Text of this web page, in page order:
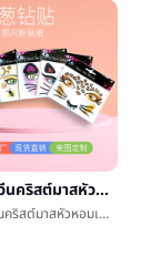
วันฮาโลวีนคริสต์มาสหัวหอมเพชรใบหน้าแปะงานเทศกาลงานเลี้ยงเวทีแต่งตัวใบหน้าแปะแต่งหน้างานราตรีแฟลชผงเพชรç³หน้ากากแปะ
วันฮาโลวีนคริสต์มาสหัวหอมเพชรใบหน้าแปะงานเทศกาลงานเลี้ยงเวทีแต่งตัวใบหน้าแปะแต่งหน้างานราตรีแฟลชผงเพชรç³หน้ากากแปะ